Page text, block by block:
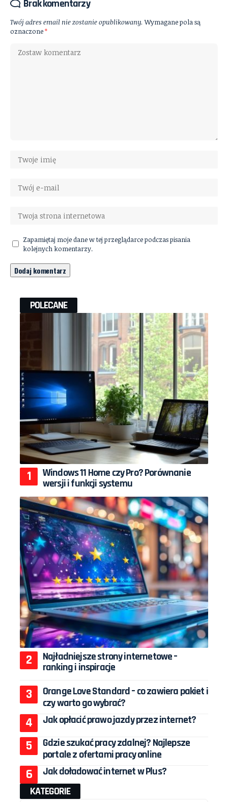
Brak komentarzy
Twój adres email nie zostanie opublikowany. Wymagane pola są
oznaczone*
Zapamiętaj moje dane w tej przeglądarce podczas pisania
kolejnych komentarzy.
POLECANE
Windows 11 Home czy Pro? Porównanie
wersji i funkcji systemu
Najładniejsze strony internetowe –
ranking i inspiracje
Orange Love Standard – co zawiera pakiet i
czy warto go wybrać?
Jak opłacić prawo jazdy przez internet?
Gdzie szukać pracy zdalnej? Najlepsze
portale z ofertami pracy online
Jak doładować internet w Plus?
KATEGORIE